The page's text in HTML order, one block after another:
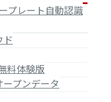
プレート自動認識
ド
料体験版
ープンデータ